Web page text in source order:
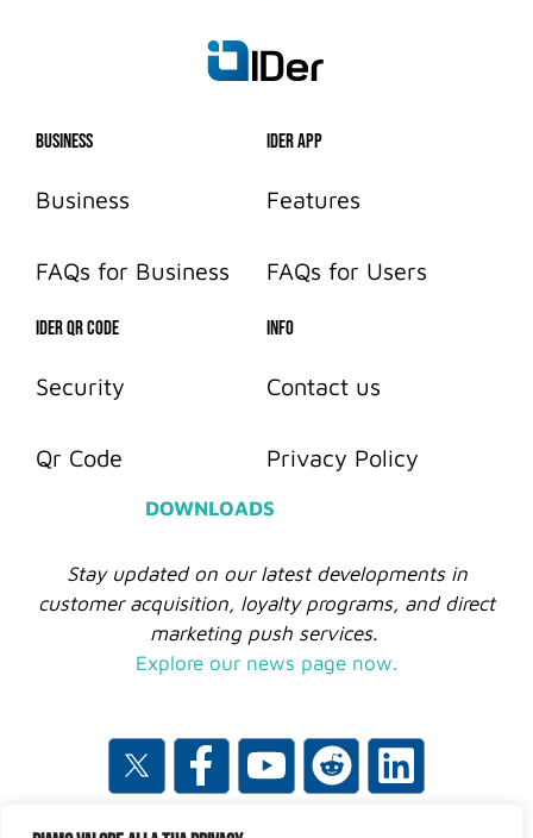
Business
Business
FAQs for Business
IDer App
Features
FAQs for Users
IDER QR CODE
Security
Qr Code
info
Contact us
Privacy Policy
DOWNLOADS
Stay updated on our latest developments in
customer acquisition, loyalty programs, and direct
marketing push services.
Explore our news page now.